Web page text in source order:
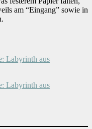
am “Eingang” sowie in